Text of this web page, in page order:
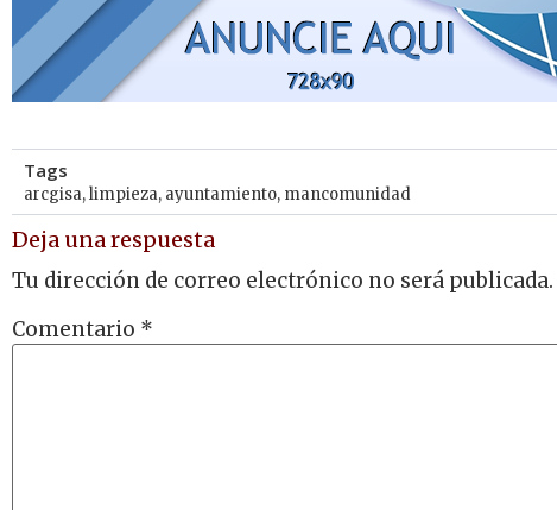
Tags
arcgisa,limpieza, ayuntamiento, mancomunidad
Deja una respuesta
Tu dirección de correo electrónico no será publicada.
Comentario *